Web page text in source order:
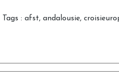
Tags : afst, andalousie,